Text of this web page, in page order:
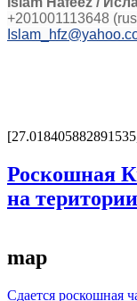
+201001113648
Роскошная
на
map
Сдается роскошная